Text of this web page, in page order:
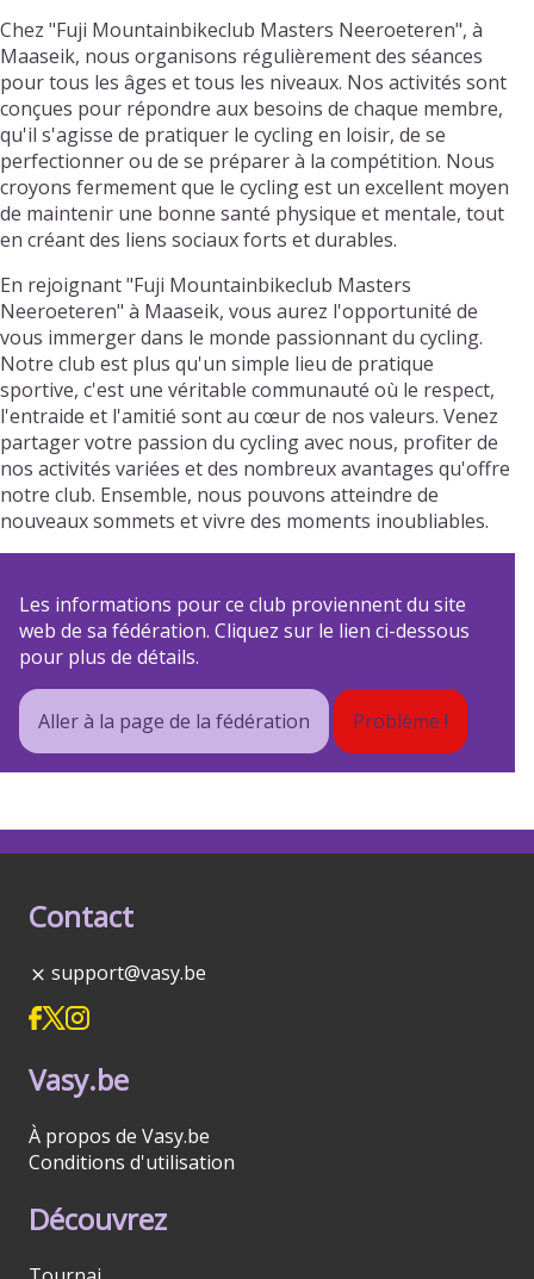
Chez "Fuji Mountainbikeclub Masters Neeroeteren", à
Maaseik, nous organisons régulièrement des séances
pour tous les âges et tous les niveaux. Nos activités sont
conçues pour répondre aux besoins de chaque membre,
qu'il s'agisse de pratiquer le cycling en loisir, de se
perfectionner ou de se préparer à la compétition. Nous
croyons fermement que le cycling est un excellent moyen
de maintenir une bonne santé physique et mentale, tout
en créant des liens sociaux forts et durables.
En rejoignant "Fuji Mountainbikeclub Masters
Neeroeteren" à Maaseik, vous aurez l'opportunité de
vous immerger dans le monde passionnant du cycling.
Notre club est plus qu'un simple lieu de pratique
sportive, c'est une véritable communauté où le respect,
l'entraide et l'amitié sont au cœur de nos valeurs. Venez
partager votre passion du cycling avec nous, profiter de
nos activités variées et des nombreux avantages qu'offre
notre club. Ensemble, nous pouvons atteindre de
nouveaux sommets et vivre des moments inoubliables.
Les informations pour ce club proviennent du site
web de sa fédération. Cliquez sur le lien ci-dessous
pour plus de détails.
Aller à la page de la fédération Problème !
Contact
support@vasy.be
Vasy.be
À propos de Vasy.be
Conditions d'utilisation
Découvrez